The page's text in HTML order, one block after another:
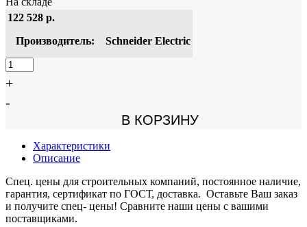
122 528 р.
Производитель:
Schneider Electric
+
-
В КОРЗИНУ
Характеристики
Описание
Спец. цены для строительных компаний, постоянное наличие,
гарантия, сертификат по ГОСТ, доставка. Оставьте Ваш заказ
и получите спец- цены! Сравните наши цены с вашими
поставщиками.